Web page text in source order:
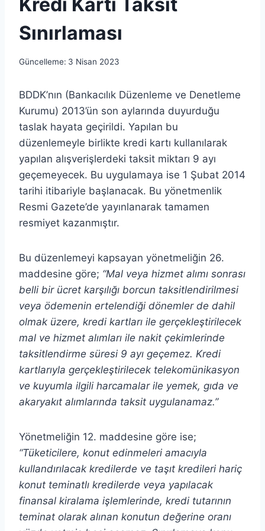
Sınırlaması
Güncelleme: 3 Nisan 2023
BDDK’nın (Bankacılık Düzenleme ve Denetleme
Kurumu) 2013’ün son aylarında duyurduğu
taslak hayata geçirildi. Yapılan bu
düzenlemeyle birlikte kredi kartı kullanılarak
yapılan alışverişlerdeki taksit miktarı 9 ayı
geçemeyecek. Bu uygulamaya ise 1 Şubat 2014
tarihi itibariyle başlanacak. Bu yönetmenlik
Resmi Gazete’de yayınlanarak tamamen
resmiyet kazanmıştır.
Bu düzenlemeyi kapsayan yönetmeliğin 26.
maddesine göre; “Mal veya hizmet alımı sonrası
belli bir ücret karşılığı borcun taksitlendirilmesi
veya ödemenin ertelendiği dönemler de dahil
olmak üzere, kredi kartları ile gerçekleştirilecek
mal ve hizmet alımları ile nakit çekimlerinde
taksitlendirme süresi 9 ayı geçemez. Kredi
kartlarıyla gerçekleştirilecek telekomünikasyon
ve kuyumla ilgili harcamalar ile yemek, gıda ve
akaryakıt alımlarında taksit uygulanamaz.”
Yönetmeliğin 12. maddesine göre ise;
“Tüketicilere, konut edinmeleri amacıyla
kullandırılacak kredilerde ve taşıt kredileri hariç
konut teminatlı kredilerde veya yapılacak
finansal kiralama işlemlerinde, kredi tutarının
teminat olarak alınan konutun değerine oranı